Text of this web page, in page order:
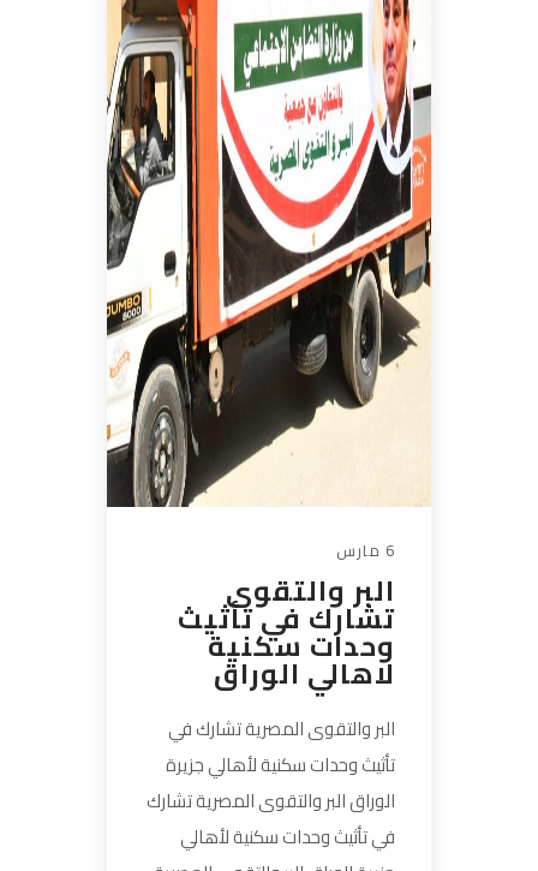
6 مارس
البر والتقوى
تشارك في تأثيث
وحدات سكنية
لاهالي الوراق
البر والتقوى المصرية تشارك في
تأثيث وحدات سكنية لأهالي جزيرة
الوراق البر والتقوى المصرية تشارك
في تأثيث وحدات سكنية لأهالي